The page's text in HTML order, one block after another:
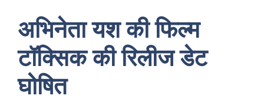
अभिनेता यश की फिल्म
टॉक्सिक की रिलीज डेट
घोषित